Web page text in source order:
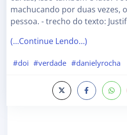
machucando por duas vezes,
pessoa. - trecho do texto:
(…Continue Lendo…)
#doi #verdade #danielyrocha